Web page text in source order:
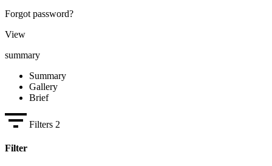
Forgot password?
View
summary
Summary
Gallery
Brief
Filters 2
Filter